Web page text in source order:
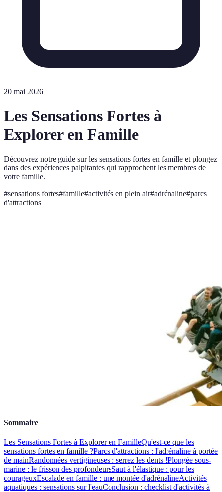
20 mai 2026
Les Sensations Fortes à
Explorer en Famille
Découvrez notre guide sur les sensations fortes en famille et plongez
dans des expériences palpitantes qui rapprochent les membres de
votre famille.
#sensations fortes#famille#activités en plein air#adrénaline#parcs
d'attractions
Sommaire
Les Sensations Fortes à Explorer en FamilleQu'est-ce que les
sensations fortes en famille ?Parcs d'attractions : l'adrénaline à portée
de mainRandonnées vertigineuses : serrez les dents !Plongée sous-
marine : le frisson des profondeursSaut à l'élastique : pour les
courageuxEscalade en famille : une montée d'adrénalineActivités
aquatiques : sensations sur l'eauConclusion : checklist d'activités à